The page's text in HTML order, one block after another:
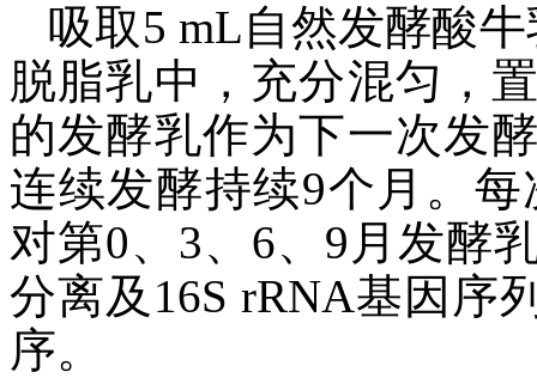
吸取5 mL自然发酵酸
脱脂乳中，充分混匀，
的发酵乳作为下一次发
连续发酵持续9个月。
对第0、3、6、9月发酵
分离及16S rRNA基因序
序。